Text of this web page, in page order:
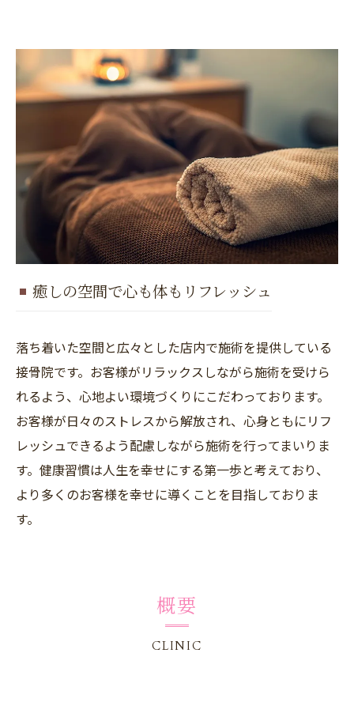
癒しの空間で心も体もリフレッシュ
落ち着いた空間と広々とした店内で施術を提供している
接骨院です。お客様がリラックスしながら施術を受けら
れるよう、心地よい環境づくりにこだわっております。
お客様が日々のストレスから解放され、心身ともにリフ
レッシュできるよう配慮しながら施術を行ってまいりま
す。健康習慣は人生を幸せにする第一歩と考えており、
より多くのお客様を幸せに導くことを目指しておりま
す。
概要
CLINIC